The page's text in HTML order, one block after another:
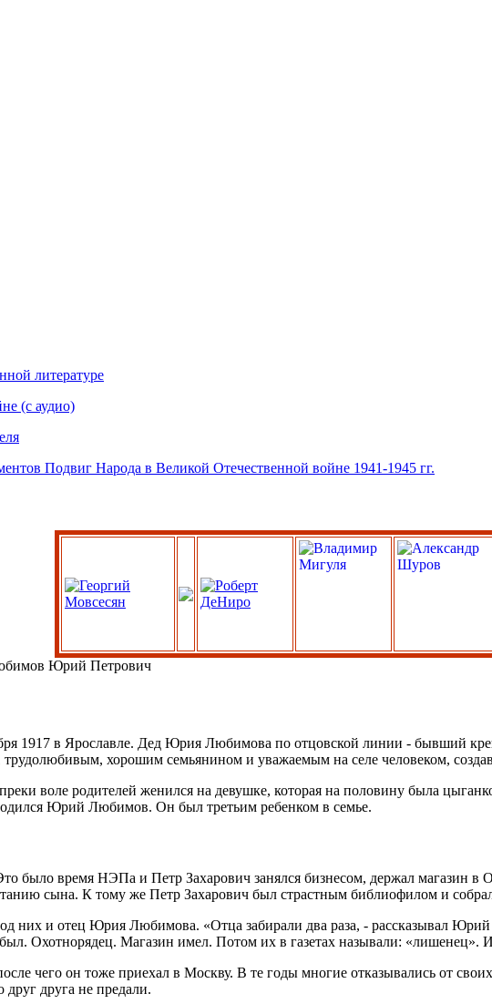
литературе
(с аудио)
Юрий Петрович
1917 в Ярославле. Дед Юрия Любимова по отцовской линии - бывший
хорошим семьянином и уважаемым на селе человеком,
воле родителей женился на девушке, которая на половину была
Юрий Любимов. Он был третьим ребенком в семье.
было время НЭПа и Петр Захарович занялся бизнесом, держал магазин
сына. К тому же Петр Захарович был страстным библиофилом и
них и отец Юрия Любимова. «Отца забирали два раза, - рассказывал
Охотнорядец. Магазин имел. Потом их в газетах называли: «лишенец».
чего он тоже приехал в Москву. В те годы многие отказывались от
друга не предали.